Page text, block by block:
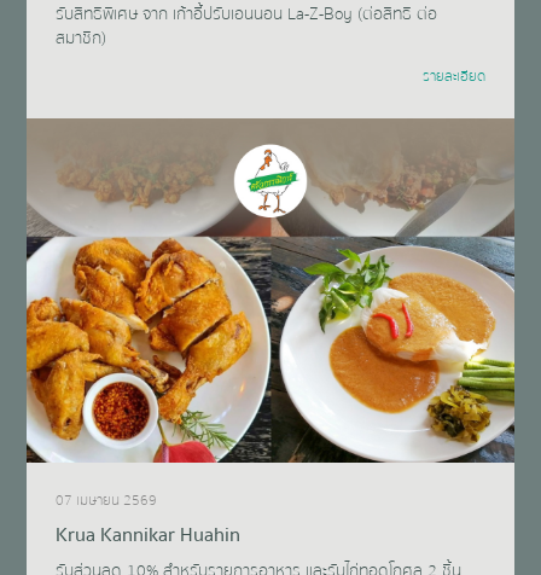
รับสิทธิพิเศษ จาก เก้าอี้ปรับเอนนอน La-Z-Boy (ต่อสิทธิ ต่อ
สมาชิก)
รายละเอียด
07 เมษายน 2569
Krua Kannikar Huahin